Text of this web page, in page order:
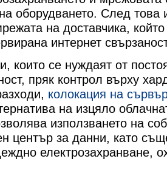
оборудването. След това
на доставчика,
интернет
които се нуждаят от
пряк контрол върху
колокация на
на изцяло
използването на
център за данни, като
електрозахранване,